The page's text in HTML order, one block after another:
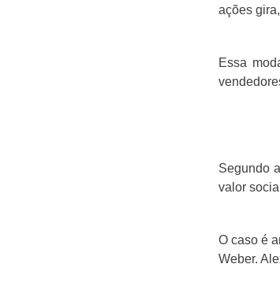
ações
Essa
Segundo
valor
O caso é
Weber.